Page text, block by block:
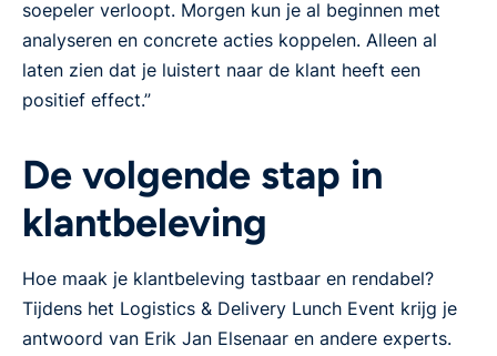
soepeler verloopt. Morgen kun je al beginnen met
analyseren en concrete acties koppelen. Alleen al
laten zien dat je luistert naar de klant heeft een
positief effect.”
De volgende stap in
klantbeleving
Hoe maak je klantbeleving tastbaar en rendabel?
Tijdens het Logistics & Delivery Lunch Event krijg je
antwoord van Erik Jan Elsenaar en andere experts.